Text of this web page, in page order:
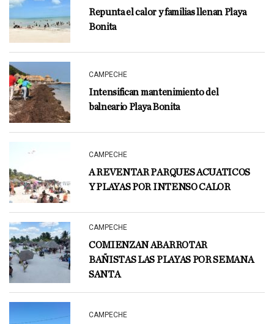
Repunta el calor y familias llenan Playa
Bonita
CAMPECHE
Intensifican mantenimiento del
balneario Playa Bonita
CAMPECHE
A REVENTAR PARQUES ACUATICOS
Y PLAYAS POR INTENSO CALOR
CAMPECHE
COMIENZAN ABARROTAR
BAÑISTAS LAS PLAYAS POR SEMANA
SANTA
CAMPECHE